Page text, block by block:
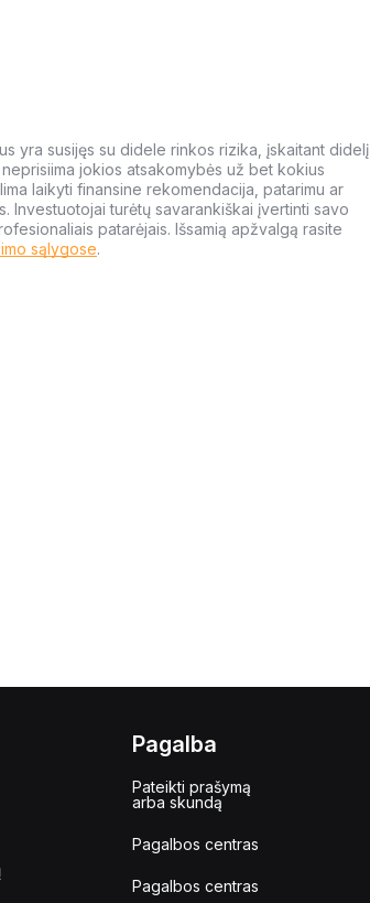
yra susijęs su didele rinkos rizika, įskaitant didelį
jokios atsakomybės už bet kokius
laikyti finansine rekomendacija, patarimu ar
Investuotojai turėtų savarankiškai įvertinti savo
patarėjais. Išsamią apžvalgą rasite
sąlygose.
Pagalba
Pateikti prašymą
arba skundą
Pagalbos centras
Pagalbos centras